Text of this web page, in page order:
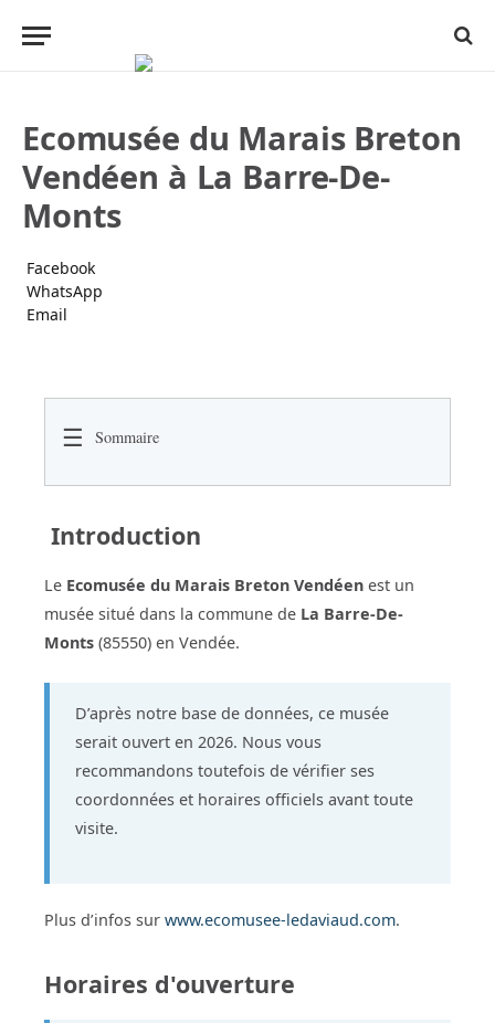
Ecomusée du Marais Breton
Vendéen à La Barre-De-
Monts
Facebook
WhatsApp
Email
☰ Sommaire
Introduction
Le Ecomusée du Marais Breton Vendéen est un
musée situé dans la commune de La Barre-De-
Monts (85550) en Vendée.
D’après notre base de données, ce musée
serait ouvert en 2026. Nous vous
recommandons toutefois de vérifier ses
coordonnées et horaires officiels avant toute
visite.
Plus d’infos sur www.ecomusee-ledaviaud.com.
Horaires d'ouverture